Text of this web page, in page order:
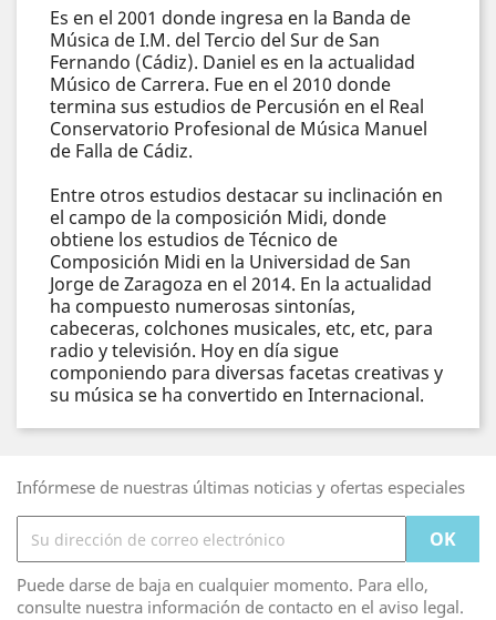
Es en el 2001 donde ingresa en la Banda de
Música de I.M. del Tercio del Sur de San
Fernando (Cádiz). Daniel es en la actualidad
Músico de Carrera. Fue en el 2010 donde
termina sus estudios de Percusión en el Real
Conservatorio Profesional de Música Manuel
de Falla de Cádiz.
Entre otros estudios destacar su inclinación en
el campo de la composición Midi, donde
obtiene los estudios de Técnico de
Composición Midi en la Universidad de San
Jorge de Zaragoza en el 2014. En la actualidad
ha compuesto numerosas sintonías,
cabeceras, colchones musicales, etc, etc, para
radio y televisión. Hoy en día sigue
componiendo para diversas facetas creativas y
su música se ha convertido en Internacional.
Infórmese de nuestras últimas noticias y ofertas especiales
Puede darse de baja en cualquier momento. Para ello,
consulte nuestra información de contacto en el aviso legal.